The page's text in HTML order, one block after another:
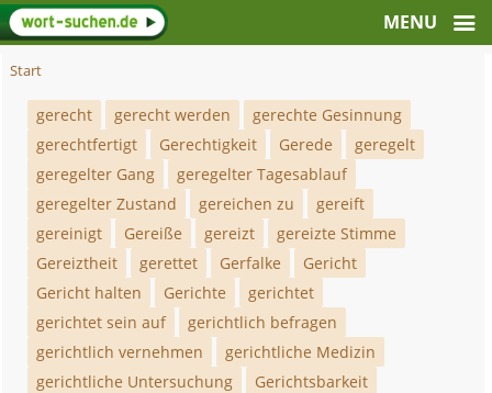
Start
gerecht gerecht werden
gerechte Gesinnung
gerechtfertigt
Gerechtigkeit Gerede
geregelt
geregelter Gang
geregelter Tagesablauf
geregelter Zustand
gereichen zu
gereift
gereinigt
Gereiße gereizt
gereizte Stimme
Gereiztheit
gerettet Gerfalke
Gericht
Gericht halten
Gerichte
gerichtet
gerichtet sein auf
gerichtlich befragen
gerichtlich vernehmen
gerichtliche Medizin
gerichtliche Untersuchung
Gerichtsbarkeit